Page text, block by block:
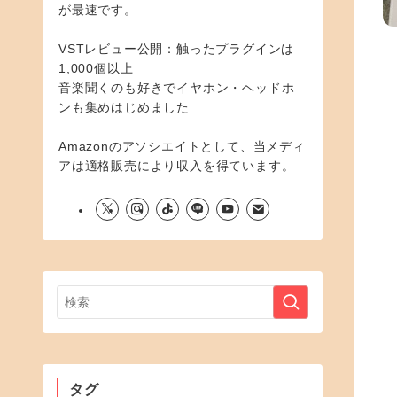
が最速です。
VSTレビュー公開：触ったプラグインは
1,000個以上
音楽聞くのも好きでイヤホン・ヘッドホ
ンも集めはじめました
Amazonのアソシエイトとして、当メディ
アは適格販売により収入を得ています。
タグ